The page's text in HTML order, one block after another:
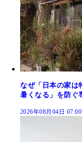
なぜ「日本の家
暑くなる」を防ぐ
2026年08月04日 07:00